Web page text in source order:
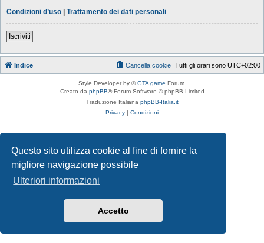
Questo sito utilizza cookie al fine di fornire la
migliore navigazione possibile
Ulteriori informazioni
Accetto
Condizioni d’uso | Trattamento dei dati personali
Iscriviti
Indice Tutti gli orari sono UTC+02:00
Cancella cookie
Style Developer by ©GTA game Forum.
Creato da phpBB® Forum Software © phpBB Limited
Traduzione Italiana phpBB-Italia.it
Privacy | Condizioni